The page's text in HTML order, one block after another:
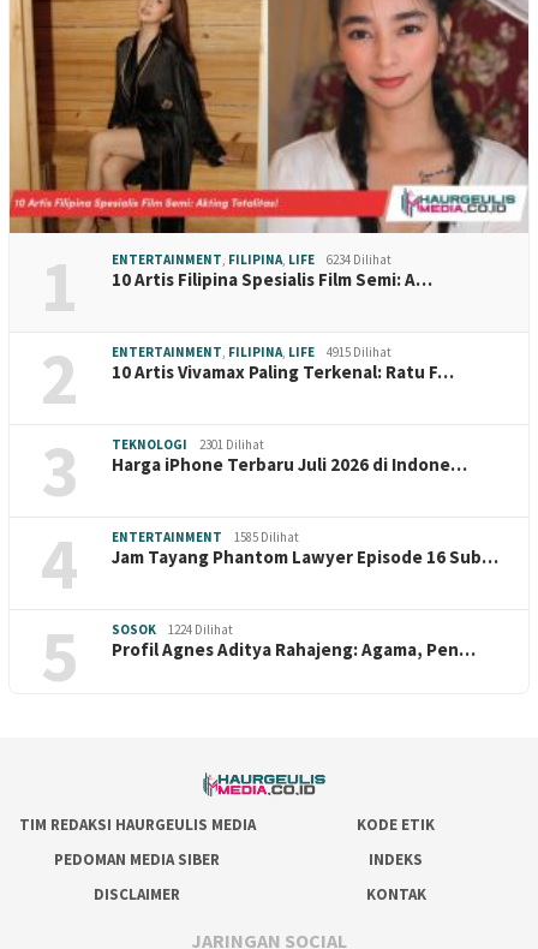
1 ENTERTAINMENT, FILIPINA, LIFE 6234 Dilihat
10 Artis Filipina Spesialis Film Semi: A…
2 ENTERTAINMENT, FILIPINA, LIFE 4915 Dilihat
10 Artis Vivamax Paling Terkenal: Ratu F…
3 TEKNOLOGI 2301 Dilihat
Harga iPhone Terbaru Juli 2026 di Indone…
4 ENTERTAINMENT 1585 Dilihat
Jam Tayang Phantom Lawyer Episode 16 Sub…
5 SOSOK 1224 Dilihat
Profil Agnes Aditya Rahajeng: Agama, Pen…
TIM REDAKSI HAURGEULIS MEDIA
KODE ETIK
PEDOMAN MEDIA SIBER
INDEKS
DISCLAIMER
KONTAK
JARINGAN SOCIAL